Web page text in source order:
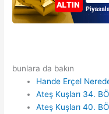
bunlara da bakın
Hande Erçel
Ateş Kuşları 34.
Ateş Kuşları 40.